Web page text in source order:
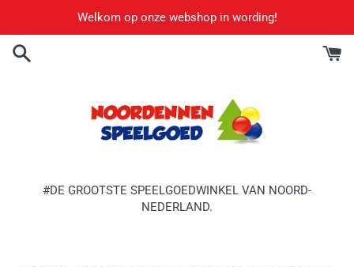
content
Welkom op onze webshop in wording!
#DE GROOTSTE SPEELGOEDWINKEL VAN NOORD-
NEDERLAND.